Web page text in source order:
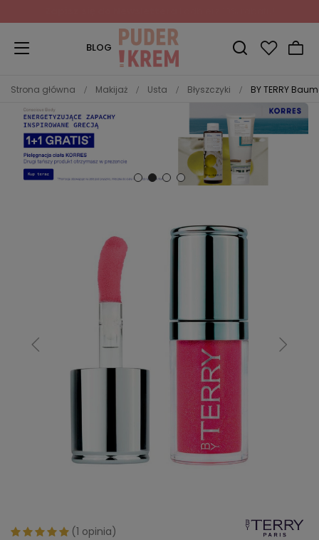
BLOG
Strona główna Makijaż Usta Błyszczyki BY TERRY
(1 opinia)